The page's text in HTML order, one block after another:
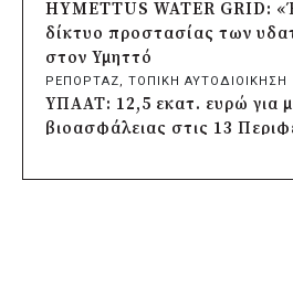
συνύπαρξη με τις θαλάσσιες
πριν από 2 μέρες
Δήμος Κυθήρων:
στην παραλία Λυκοδήμου για
ασφαλείας
πριν από 2 μέρες
HYMETTUS WATER GRID:
δίκτυο προστασίας των
στον Υμηττό
ΡΕΠΟΡΤΑΖ, ΤΟΠΙΚΗ ΑΥΤΟΔΙΟΙΚΗΣΗ
ΥΠΑΑΤ: 12,5 εκατ. ευρώ για
βιοασφάλειας στις 13
ΚΟΙΝΩΝΙΑ, ΤΟΠΙΚΗ ΑΥΤΟΔΙΟΙΚΗΣΗ,